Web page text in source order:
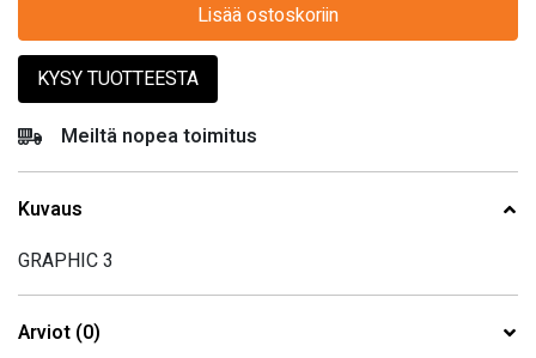
19,30 €.
on:
Lisää ostoskoriin
KYSY TUOTTEESTA
Meiltä nopea toimitus
Kuvaus
GRAPHIC 3
Arviot (0)